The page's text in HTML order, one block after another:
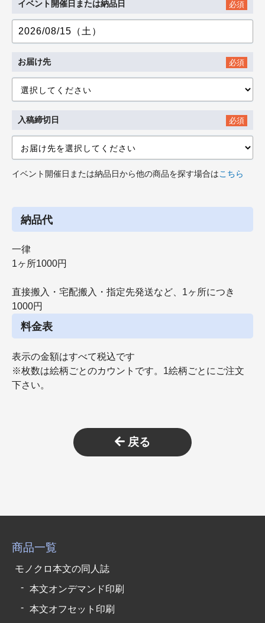
イベント開催日または納品日 必須
お届け先 必須
入稿締切日 必須
イベント開催日または納品日から他の商品を探す場合はこちら
納品代
一律
1ヶ所1000円
直接搬入・宅配搬入・指定先発送など、1ヶ所につき
1000円
料金表
表示の金額はすべて税込です
※枚数は絵柄ごとのカウントです。1絵柄ごとにご注文
下さい。
戻る
商品一覧
モノクロ本文の同人誌
本文オンデマンド印刷
本文オフセット印刷